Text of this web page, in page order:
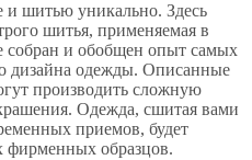
и шитью уникально. Здесь
шитья, применяемая в
собран и обобщен опыт самых
дизайна одежды. Описанные
производить сложную
Одежда, сшитая вами
приемов, будет
фирменных образцов.